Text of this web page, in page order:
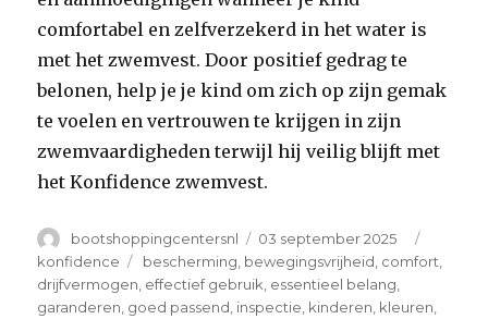
comfortabel en zelfverzekerd in het water is
met het zwemvest. Door positief gedrag te
belonen, help je je kind om zich op zijn gemak
te voelen en vertrouwen te krijgen in zijn
zwemvaardigheden terwijl hij veilig blijft met
het Konfidence zwemvest.
Author
bootshoppingcentersnl
Posted
on
03 september 2025
konfidence
Tags
bescherming bewegingsvrijheid comfort
drijfvermogen effectief gebruik essentieel belang
garanderen goed passend inspectie kinderen kleuren